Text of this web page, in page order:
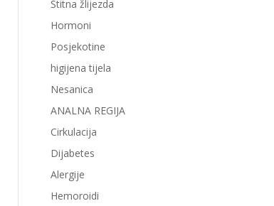
Štitna žlijezda
Hormoni
Posjekotine
higijena tijela
Nesanica
ANALNA REGIJA
Cirkulacija
Dijabetes
Alergije
Hemoroidi